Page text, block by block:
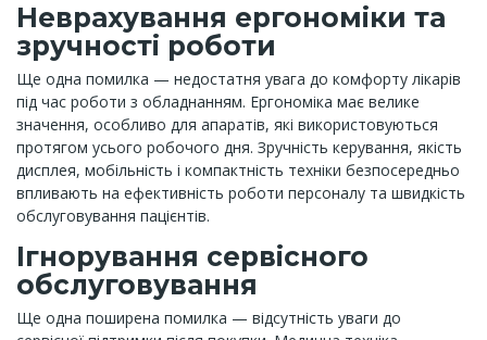
Неврахування ергономіки та
зручності роботи
Ще одна помилка — недостатня увага до комфорту лікарів
під час роботи з обладнанням. Ергономіка має велике
значення, особливо для апаратів, які використовуються
протягом усього робочого дня. Зручність керування, якість
дисплея, мобільність і компактність техніки безпосередньо
впливають на ефективність роботи персоналу та швидкість
обслуговування пацієнтів.
Ігнорування сервісного
обслуговування
Ще одна поширена помилка — відсутність уваги до